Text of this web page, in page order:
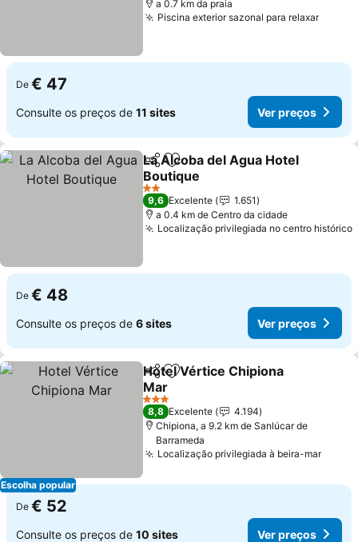
a 0.7 km da praia
Piscina exterior sazonal para relaxarVer
De € 47
Consulte os preços de 11 sites Ver preços
PartilharAdicionar aos favoritos
La Alcoba del Agua Hotel
Boutique
Ver preços
2 Estrelas
9,6 Excelente
1.651
a 0.4 km de Centro da cidade
Localização privilegiada no centro histórico
De € 48
Consulte os preços de 6 sites Ver preços
Escolha popular
PartilharAdicionar aos favoritos
Hotel Vértice Chipiona
Mar
Ver preços
3 Estrelas
8,8 Excelente
4.194
Chipiona, a 9.2 km de Sanlúcar de
Barrameda
Localização privilegiada à beira-marVer
De € 52
Consulte os preços de 10 sites Ver preços